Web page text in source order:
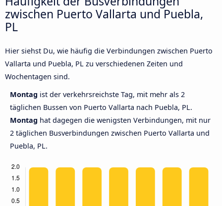
zwischen Puerto Vallarta und Puebla,
PL
Hier siehst Du, wie häufig die Verbindungen zwischen Puerto
Vallarta und Puebla, PL zu verschiedenen Zeiten und
Wochentagen sind.
Montag ist der verkehrsreichste Tag, mit mehr als 2
täglichen Bussen von Puerto Vallarta nach Puebla, PL.
Montag hat dagegen die wenigsten Verbindungen, mit nur
2 täglichen Busverbindungen zwischen Puerto Vallarta und
Puebla, PL.